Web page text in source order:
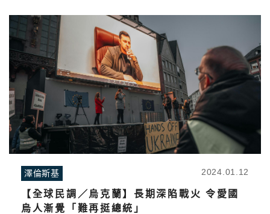
澤倫斯基 2024.01.12
【全球民調／烏克蘭】長期深陷戰火 令愛國
烏人漸覺「難再挺總統」